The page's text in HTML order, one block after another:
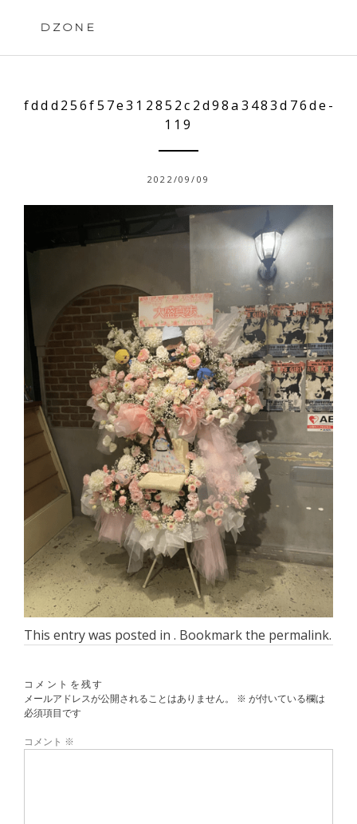
DZONE
fddd256f57e312852c2d98a3483d76de-
119
2022/09/09
This entry was posted in . Bookmark the permalink.
コメントを残す
メールアドレスが公開されることはありません。
※ が付いている欄は
必須項目です
コメント ※